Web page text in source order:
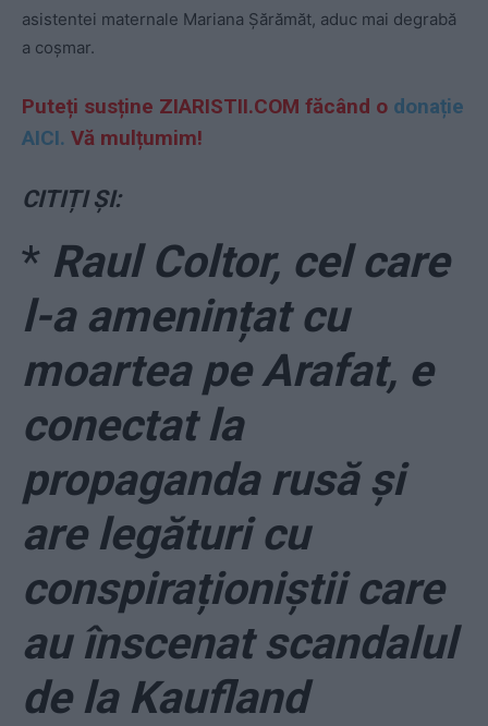
asistentei maternale Mariana Șărămăt, aduc mai degrabă
a coșmar.
Puteți susține ZIARISTII.COM făcând o donație
AICI. Vă mulțumim!
CITIȚI ȘI:
* Raul Coltor, cel care
l-a amenințat cu
moartea pe Arafat, e
conectat la
propaganda rusă și
are legături cu
conspiraționiștii care
au înscenat scandalul
de la Kaufland